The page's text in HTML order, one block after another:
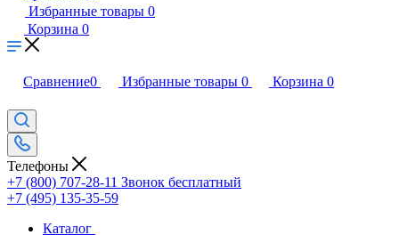
Сравнение0
Избранные товары
Корзина
Телефоны
+7 (800) 707-28-11